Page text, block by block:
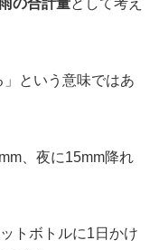
の合計量として考え
という意味ではあ
、夜に15mm降れ
トボトルに1日かけ